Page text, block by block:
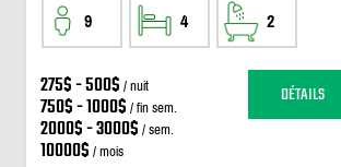
9 4 2
275$ - 500$ / nuit
750$ - 1000$ / fin sem.
2000$ - 3000$ / sem.
10000$ / mois
DÉTAILS